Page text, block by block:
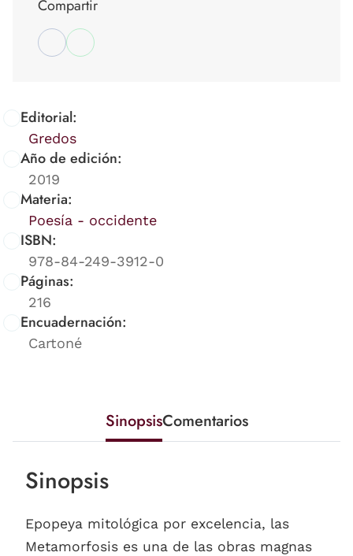
Editorial:
Gredos
Año de edición:
2019
Materia:
Poesía - occidente
ISBN:
978-84-249-3912-0
Páginas:
216
Encuadernación:
Cartoné
Compartir
SinopsisComentarios
Sinopsis
Epopeya mitológica por excelencia, las
Metamorfosis es una de las obras magnas